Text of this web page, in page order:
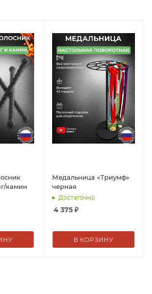
камин
Медальница «Триумф»
черная
Достаточно
4 375₽
В КОРЗИНУ